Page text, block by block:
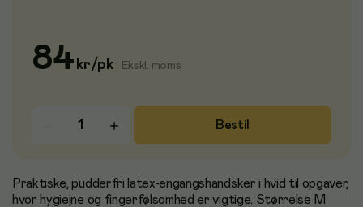
84 kr/pk Ekskl. moms
Bestil
Praktiske, pudderfri latex-engangshandsker i hvid til opgaver,
hvor hygiejne og fingerfølsomhed er vigtige. Størrelse M